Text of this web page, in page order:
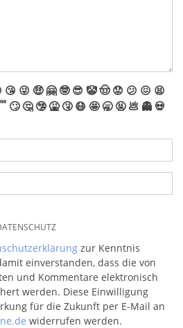
😘 😜 🤑 🤗 🤓 😎 🤡🤠 😟 😕 😖 😫
🙄 🤔 🤥 🤮 🤧 😷 🤩 🥱 🤬 💩 👻 💀
zur Kenntnis
einverstanden, dass die von
und Kommentare elektronisch
werden. Diese Einwilligung
für die Zukunft per E-Mail an
widerrufen werden.